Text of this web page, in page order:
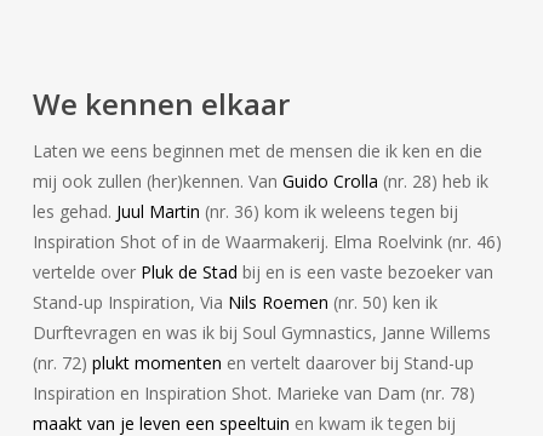
We kennen elkaar
Laten we eens beginnen met de mensen die ik ken en die
mij ook zullen (her)kennen. Van Guido Crolla (nr. 28) heb ik
les gehad. Juul Martin (nr. 36) kom ik weleens tegen bij
Inspiration Shot of in de Waarmakerij. Elma Roelvink (nr. 46)
vertelde over Pluk de Stad bij en is een vaste bezoeker van
Stand-up Inspiration, Via Nils Roemen (nr. 50) ken ik
Durftevragen en was ik bij Soul Gymnastics, Janne Willems
(nr. 72) plukt momenten en vertelt daarover bij Stand-up
Inspiration en Inspiration Shot. Marieke van Dam (nr. 78)
maakt van je leven een speeltuin en kwam ik tegen bij